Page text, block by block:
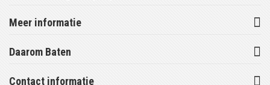
Meer informatie
Daarom Baten
Contact informatie